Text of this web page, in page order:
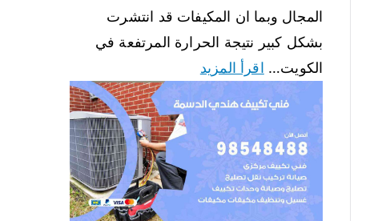
المجال وبما ان المكيفات قد انتشرت
بشكل كبير نتيجة الحرارة المرتفعة في
الكويت… اقرأ المزيد